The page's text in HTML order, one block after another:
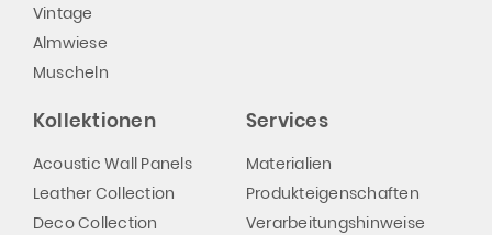
Vintage
Almwiese
Muscheln
Kollektionen
Acoustic Wall Panels
Leather Collection
Deco Collection
Services
Materialien
Produkteigenschaften
Verarbeitungshinweise